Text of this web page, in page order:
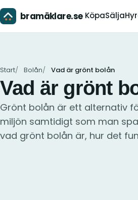
bramäklare.se KöpaSälja
Start Bolån Vad är grönt bolån
Vad är grönt
Grönt bolån är ett alternativ
miljön samtidigt som man
vad grönt bolån är, hur det